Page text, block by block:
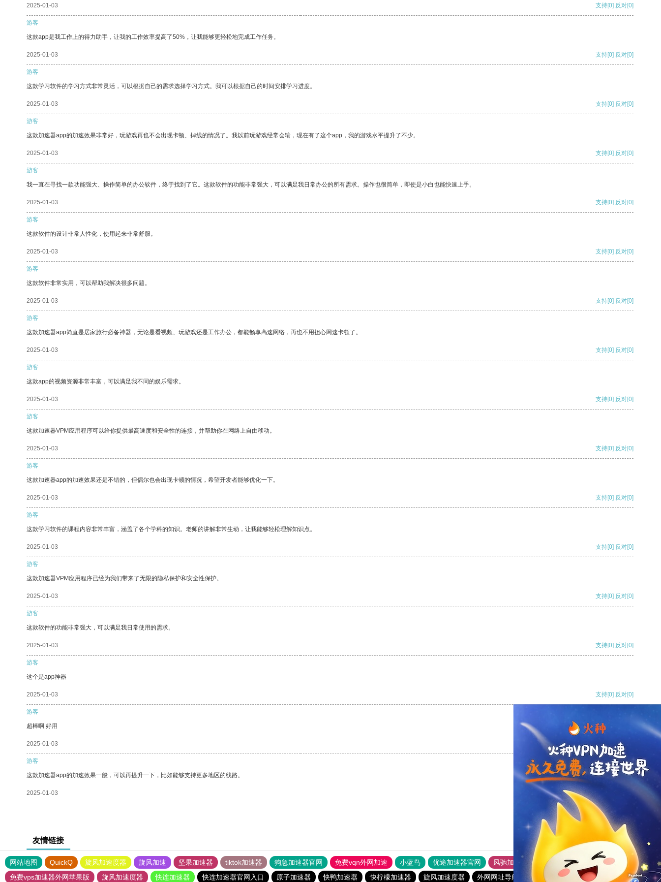
2025-01-03 支持[0] 反对[0]
游客
这款app是我工作上的得力助手，让我的工作效率提高了50%，让我能够更轻松地完成工作任务。
2025-01-03 支持[0] 反对[0]
游客
这款学习软件的学习方式非常灵活，可以根据自己的需求选择学习方式。我可以根据自己的时间安排学习进度。
2025-01-03 支持[0] 反对[0]
游客
这款加速器app的加速效果非常好，玩游戏再也不会出现卡顿、掉线的情况了。我以前玩游戏经常会输，现在有了这个app，我的游戏水平提升了不少。
2025-01-03 支持[0] 反对[0]
游客
我一直在寻找一款功能强大、操作简单的办公软件，终于找到了它。这款软件的功能非常强大，可以满足我日常办公的所有需求。操作也很简单，即使是小白也能快速上手。
2025-01-03 支持[0] 反对[0]
游客
这款软件的设计非常人性化，使用起来非常舒服。
2025-01-03 支持[0] 反对[0]
游客
这款软件非常实用，可以帮助我解决很多问题。
2025-01-03 支持[0] 反对[0]
游客
这款加速器app简直是居家旅行必备神器，无论是看视频、玩游戏还是工作办公，都能畅享高速网络，再也不用担心网速卡顿了。
2025-01-03 支持[0] 反对[0]
游客
这款app的视频资源非常丰富，可以满足我不同的娱乐需求。
2025-01-03 支持[0] 反对[0]
游客
这款加速器VPM应用程序可以给你提供最高速度和安全性的连接，并帮助你在网络上自由移动。
2025-01-03 支持[0] 反对[0]
游客
这款加速器app的加速效果还是不错的，但偶尔也会出现卡顿的情况，希望开发者能够优化一下。
2025-01-03 支持[0] 反对[0]
游客
这款学习软件的课程内容非常丰富，涵盖了各个学科的知识。老师的讲解非常生动，让我能够轻松理解知识点。
2025-01-03 支持[0] 反对[0]
游客
这款加速器VPM应用程序已经为我们带来了无限的隐私保护和安全性保护。
2025-01-03 支持[0] 反对[0]
游客
这款软件的功能非常强大，可以满足我日常使用的需求。
2025-01-03 支持[0] 反对[0]
游客
这个是app神器
2025-01-03 支持[0] 反对[0]
游客
超棒啊 好用
2025-01-03 支持 反对
游客
这款加速器app的加速效果一般，可以再提升一下，比如能够支持更多地区的线路。
2025-01-03 [0]
友情链接
网站地图 QuickQ 旋风加速度器 旋风加速 坚果加速器 tiktok加速器 狗急加速器官网 免费vqn外网加速 小蓝鸟 优途加速器官网 风驰加速器
旋风加速器
免费vps加速器外网苹果版
旋风加速度器 快连加速器 快连加速器官网入口 原子加速器 快鸭加速器 快柠檬加速器 旋风加速度器 外网网址导航 软件中心 雷霆加速 狂飙加速器